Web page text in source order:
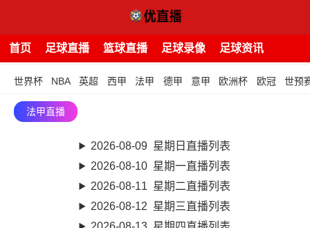
首页 足球直播 篮球直播 足球录像 足球资讯
世界杯 NBA 英超 西甲 法甲 德甲 意甲 欧洲杯 欧冠 世预
法甲直播
2026-08-09 星期日直播列表
2026-08-10 星期一直播列表
2026-08-11 星期二直播列表
2026-08-12 星期三直播列表